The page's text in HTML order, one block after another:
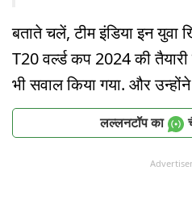
बताते चलें, टीम इंडिया इन
T20 वर्ल्ड कप 2024 की
भी सवाल किया गया. और
लल्लनटॉप का